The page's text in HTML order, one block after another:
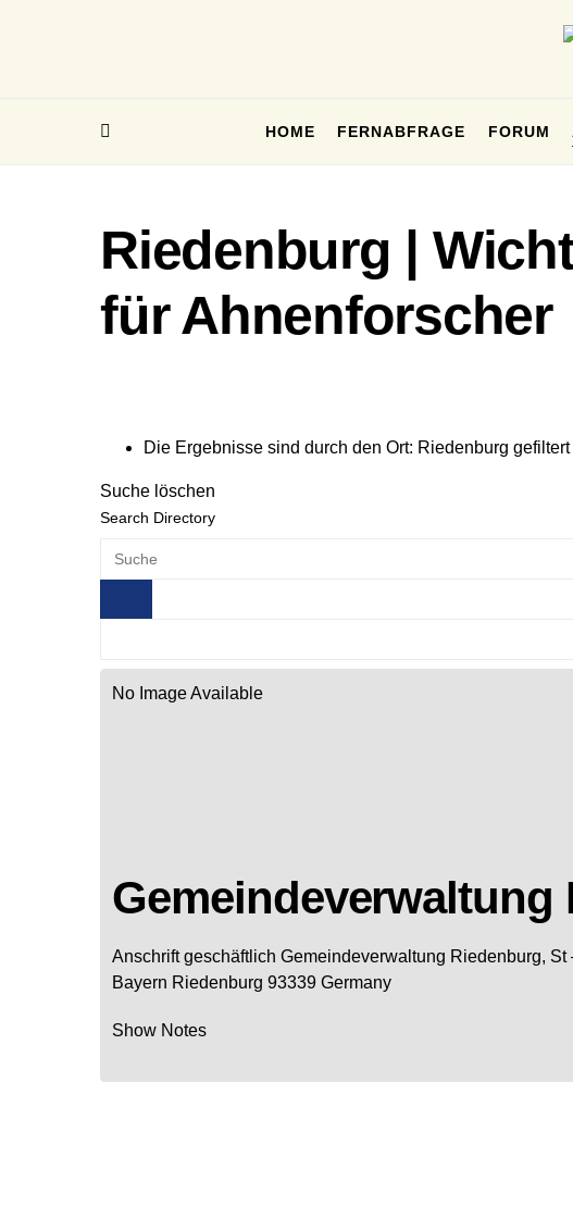
HOME FERNABFRAGE FORUM
Riedenburg |
für Ahnenforscher
Die Ergebnisse sind durch den Ort: Riedenburg gefiltert
Suche löschen
Search Directory
No Image Available
Gemeindeverwaltung
Anschrift geschäftlich Gemeindeverwaltung Riedenburg, St
Bayern Riedenburg 93339 Germany
Show Notes